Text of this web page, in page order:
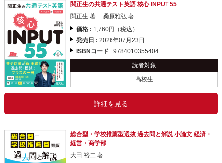
関正生の共通テスト英語 核心 INPUT 55
関正生 著 桑原雅弘 著
価格 : 1,760円（税込）
発売日 :2026年07月23日
ISBNコード :9784010355404
読者対象
高校生
詳細を見る
総合型・学校推薦型選抜 過去問と解説 小論文 経済・
経営・商学部
大田 裕二 著